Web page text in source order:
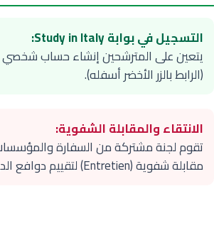
التسجيل في بوابة Study in Italy:
يتعين على المترشحين إنشاء حساب شخصي
(الرابط بالزر الأخضر أسفله).
الانتقاء والمقابلة الشفوية:
تقوم لجنة مشتركة من السفارة والمؤسسات
مقابلة شفوية (Entretien) لتقييم دوافع الدراسة والمشروع الأكاديمي.